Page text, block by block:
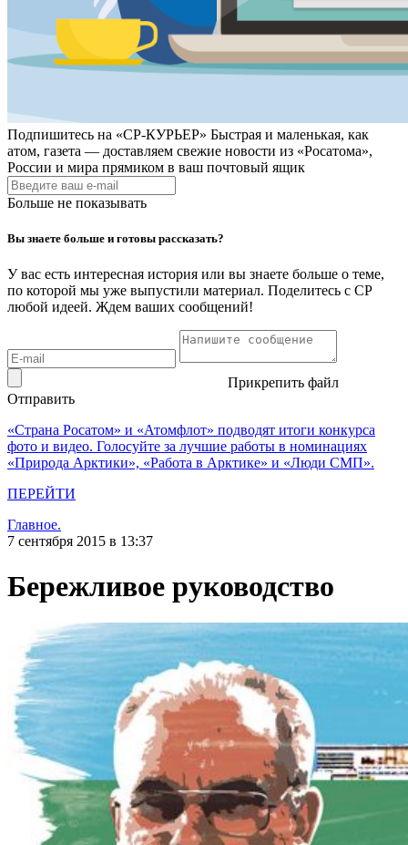
Подпишитесь на «СР-КУРЬЕР» Быстрая и маленькая, как
атом, газета — доставляем свежие новости из «Росатома»,
России и мира прямиком в ваш почтовый ящик
Больше не показывать
Вы знаете больше и готовы рассказать?
У вас есть интересная история или вы знаете больше о теме,
по которой мы уже выпустили материал. Поделитесь с СР
любой идеей. Ждем ваших сообщений!
Прикрепить файл
Отправить
«Страна Росатом» и «Атомфлот» подводят итоги конкурса
фото и видео. Голосуйте за лучшие работы в номинациях
«Природа Арктики», «Работа в Арктике» и «Люди СМП».
ПЕРЕЙТИ
Главное.
7 сентября 2015 в 13:37
Бережливое руководство